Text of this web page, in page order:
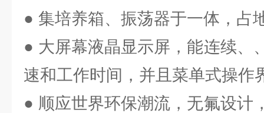
● 集培养箱、振荡器于一体，占
● 大屏幕液晶显示屏，能连续、
速和工作时间，并且菜单式操作
● 顺应世界环保潮流，无氟设计